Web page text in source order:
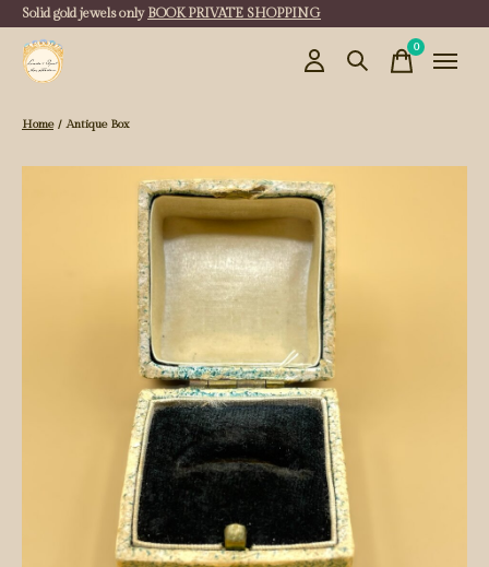
Solid gold jewels only BOOK PRIVATE SHOPPING
0items
Home / Antique Box